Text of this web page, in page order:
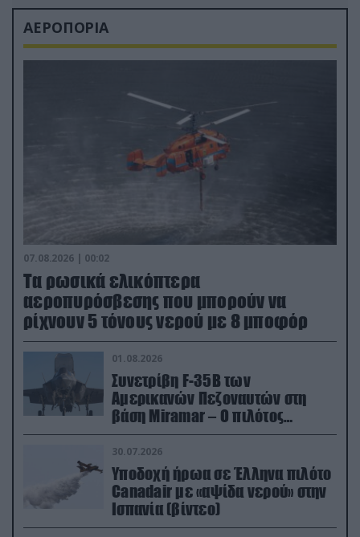
ΑΕΡΟΠΟΡΙΑ
07.08.2026 | 00:02
Τα ρωσικά ελικόπτερα
αεροπυρόσβεσης που μπορούν να
ρίχνουν 5 τόνους νερού με 8 μποφόρ
01.08.2026
Συνετρίβη F-35B των
Αμερικανών Πεζοναυτών στη
βάση Miramar – Ο πιλότος
εκτινάχθηκε εγκαίρως
30.07.2026
Υποδοχή ήρωα σε Έλληνα πιλότο
Canadair με «αψίδα νερού» στην
Ισπανία (βίντεο)